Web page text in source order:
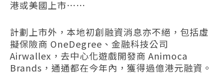
港或美國上市⋯⋯
計劃上市外，本地初創融資消息亦不絕，包括虛
擬保險商 OneDegree、金融科技公司
Airwallex，去中心化遊戲開發商 Animoca
Brands，通通都在今年內，獲得過億港元融資。